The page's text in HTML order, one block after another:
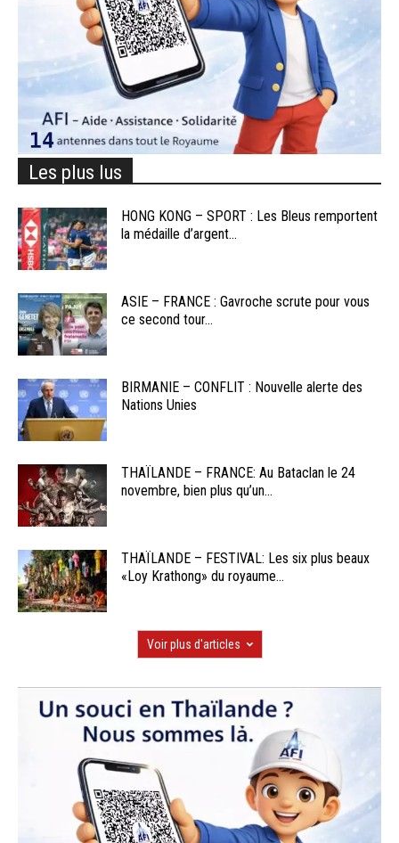
Les plus lus
HONG KONG – SPORT : Les Bleus remportent
la médaille d’argent...
ASIE – FRANCE : Gavroche scrute pour vous
ce second tour...
BIRMANIE – CONFLIT : Nouvelle alerte des
Nations Unies
THAÏLANDE – FRANCE: Au Bataclan le 24
novembre, bien plus qu’un...
THAÏLANDE – FESTIVAL: Les six plus beaux
«Loy Krathong» du royaume...
Voir plus d'articles